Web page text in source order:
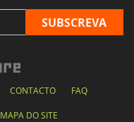
CONTACTO FAQ
MAPA DO SITE